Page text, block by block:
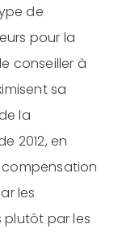
de
pour la
conseiller à
sa
la
2012, en
les
plutôt par les